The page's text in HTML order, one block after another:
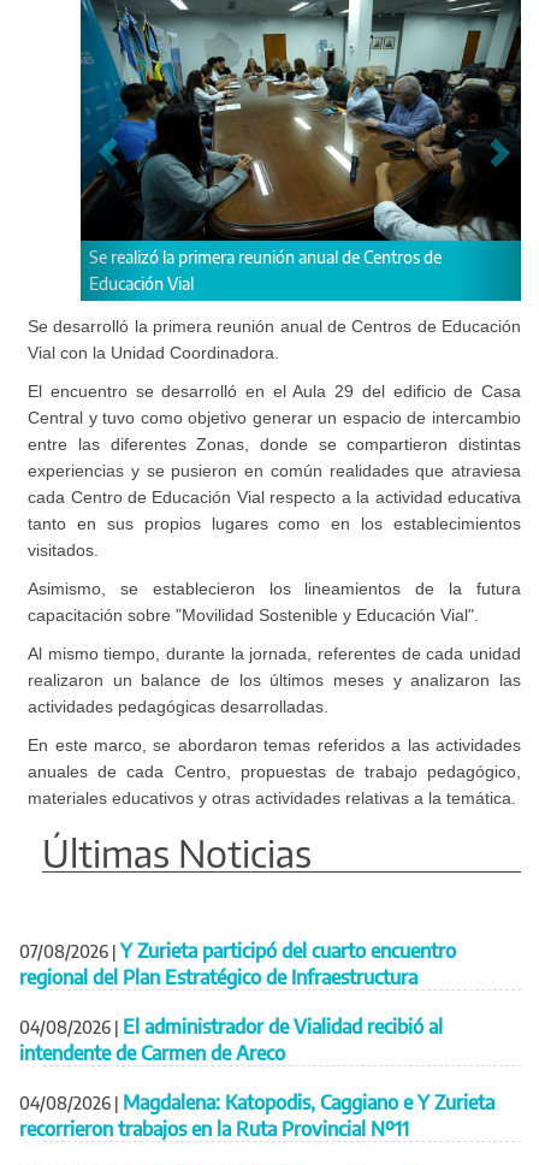
reunión anual de Centros de
intercambio entre las
Se desarrolló la primera reunión anual de Centros de Educación
Vial con la Unidad Coordinadora.
El encuentro se desarrolló en el Aula 29 del edificio de Casa
Central y tuvo como objetivo generar un espacio de intercambio
entre las diferentes Zonas, donde se compartieron distintas
experiencias y se pusieron en común realidades que atraviesa
cada Centro de Educación Vial respecto a la actividad educativa
tanto en sus propios lugares como en los establecimientos
visitados.
Asimismo, se establecieron los lineamientos de la futura
capacitación sobre "Movilidad Sostenible y Educación Vial".
Al mismo tiempo, durante la jornada, referentes de cada unidad
realizaron un balance de los últimos meses y analizaron las
actividades pedagógicas desarrolladas.
En este marco, se abordaron temas referidos a las actividades
anuales de cada Centro, propuestas de trabajo pedagógico,
materiales educativos y otras actividades relativas a la temática.
Últimas Noticias
07/08/2026 | Y Zurieta participó del cuarto encuentro
regional del Plan Estratégico de Infraestructura
04/08/2026 | El administrador de Vialidad recibió al
intendente de Carmen de Areco
04/08/2026 | Magdalena: Katopodis, Caggiano e Y Zurieta
recorrieron trabajos en la Ruta Provincial Nº11